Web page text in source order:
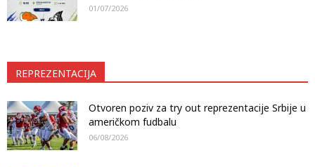
01/07/2026
REPREZENTACIJA
Otvoren poziv za try out reprezentacije Srbije u
američkom fudbalu
06/08/2026